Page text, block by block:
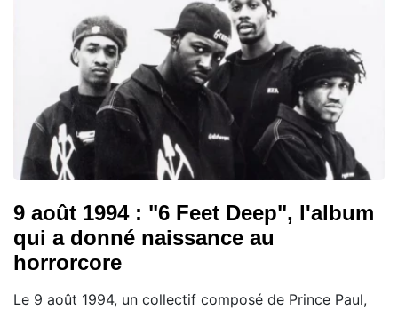
9 août 1994 : "6 Feet Deep", l'album
qui a donné naissance au
horrorcore
Le 9 août 1994, un collectif composé de Prince Paul,